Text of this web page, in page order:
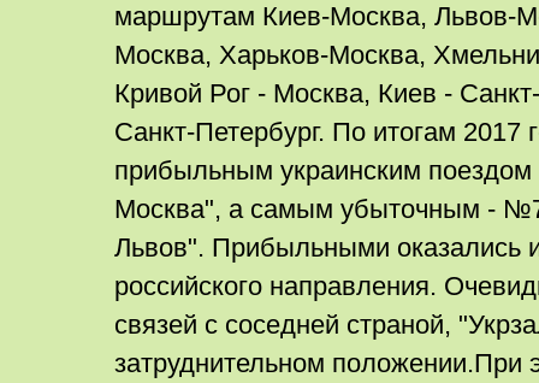
маршрутам Киев-Москва, Львов-
Москва, Харьков-Москва,
Кривой Рог - Москва, Киев -
Санкт-Петербург. По итогам 2017
прибыльным украинским
Москва", а самым убыточным -
Львов". Прибыльными оказались
российского направления.
связей с соседней страной,
затруднительном положении.При